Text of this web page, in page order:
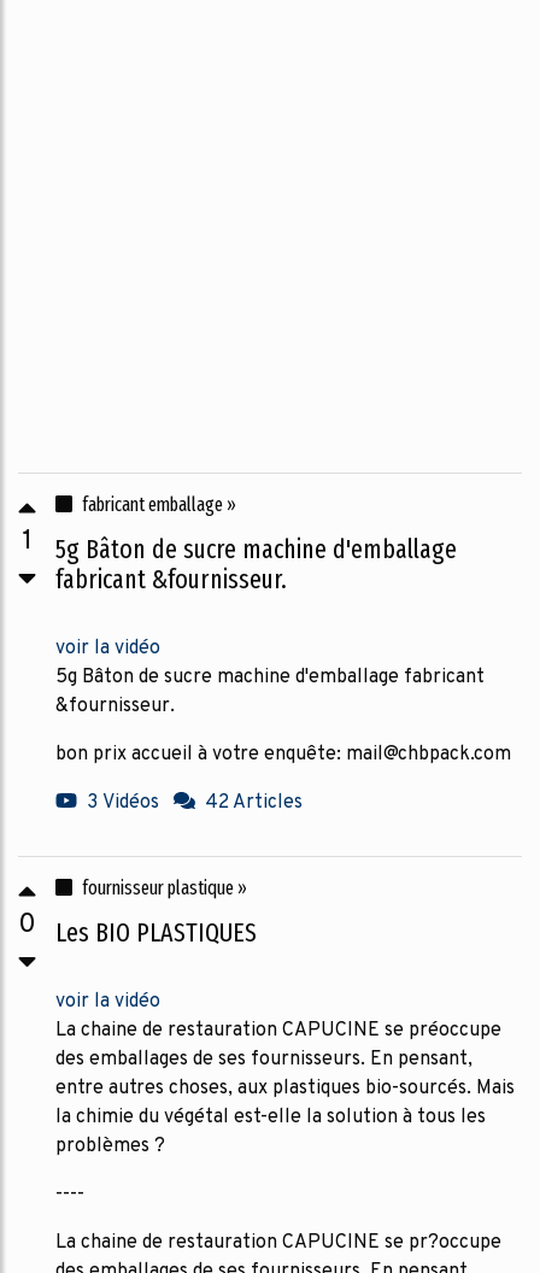
1
fabricant emballage »
5g Bâton de sucre machine d'emballage
fabricant &fournisseur.
voir la vidéo
5g Bâton de sucre machine d'emballage fabricant
&fournisseur.
bon prix accueil à votre enquête: mail@chbpack.com
3 Vidéos
42 Articles
0
fournisseur plastique »
Les BIO PLASTIQUES
voir la vidéo
La chaine de restauration CAPUCINE se préoccupe
des emballages de ses fournisseurs. En pensant,
entre autres choses, aux plastiques bio-sourcés. Mais
la chimie du végétal est-elle la solution à tous les
problèmes ?
----
La chaine de restauration CAPUCINE se pr?occupe